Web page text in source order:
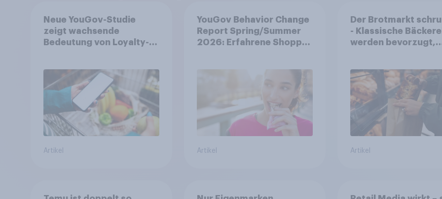
Neue YouGov-Studie
zeigt wachsende
Bedeutung von Loyalty-
Artikel
YouGov Behavior Change
Report Spring/Summer
2026: Erfahrene Shopper
Artikel
Der Brotmarkt
- Klassische
werden bevorzugt,
Backstationen
Artikel